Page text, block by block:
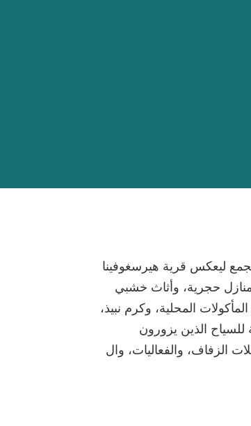
ليعكس قرية هيرسغوفينا
منازل حجرية، وأثاث خشبي
المحلية، وكرم نبيذ،
الذين يزورون
الزفاف، والفعاليات، وال